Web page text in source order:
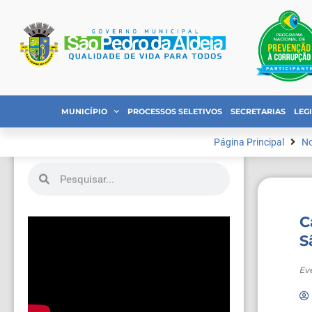
MUNICÍPIO PROCESSOS SELETIVOS SECRETARIAS
Página Principal